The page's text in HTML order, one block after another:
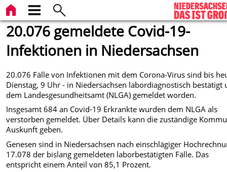
20.076 gemeldete Covid-19-
Infektionen in Niedersachsen
20.076 Fälle von Infektionen mit dem Corona-Virus sind bis
Dienstag, 9 Uhr - in Niedersachsen labordiagnostisch bestätigt
dem Landesgesundheitsamt (NLGA) gemeldet worden.
Insgesamt 684 an Covid-19 Erkrankte wurden dem NLGA als
verstorben gemeldet. Über Details kann die zuständige
Auskunft geben.
Genesen sind in Niedersachsen nach einschlägiger
17.078 der bislang gemeldeten laborbestätigten Fälle. Das
entspricht einem Anteil von 85,1 Prozent.